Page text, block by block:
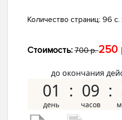
Количество страниц: 96 с.
Стоимость: 700 р.250
до окончания
01 09